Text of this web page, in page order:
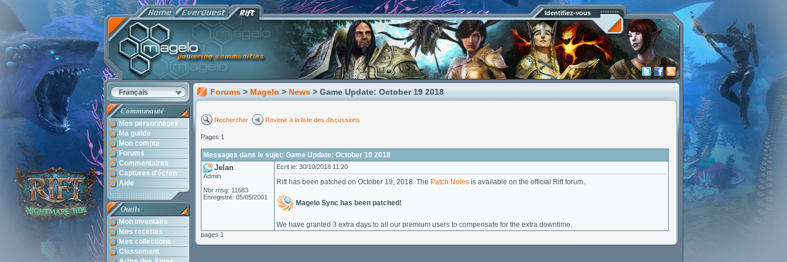
Identifiez-vous
Français
Communauté
Mes personnages
Ma guilde
Mon compte
Forums
Commentaires
Captures d'écran
Aide
Outils
Mon inventaire
Mes recettes
Mes collections
Classement
Forums > Magelo > News > Game Update: October 19 2018
Rechercher Revenir à la liste des discussions
Pages 1
Messages dans le sujet: Game Update: October 19 2018
Jelan
Admin
Nbr msg: 11683
Enregistré: 05/05/2001
Ecrit le: 30/10/2018 11:20
Rift has been patched on October 19, 2018. The Patch Notes is available on the official Rift forum.
Magelo Sync has been patched!
We have granted 3 extra days to all our premium users to compensate for the extra downtime.
pages 1